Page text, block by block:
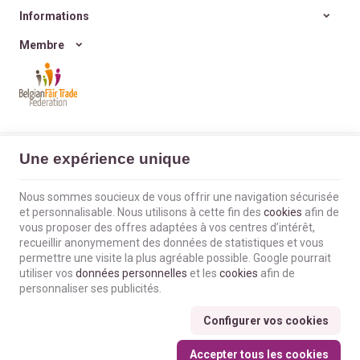
Informations
Membre
L'Envol du Colibri | N° d'entreprise : BE0660802404 |
Contact |Conditions générales
© Copyright 2023-2026 -E-net Business, accélérateur d'e-commerce pour
commerçants, indépendants & PME
Une expérience unique
Nous sommes soucieux de vous offrir une navigation sécurisée
et personnalisable. Nous utilisons à cette fin des cookies afin de
vous proposer des offres adaptées à vos centres d’intérêt,
recueillir anonymement des données de statistiques et vous
permettre une visite la plus agréable possible. Google pourrait
utiliser vos données personnelles et les cookies afin de
personnaliser ses publicités.
Configurer vos cookies
Accepter tous les cookies